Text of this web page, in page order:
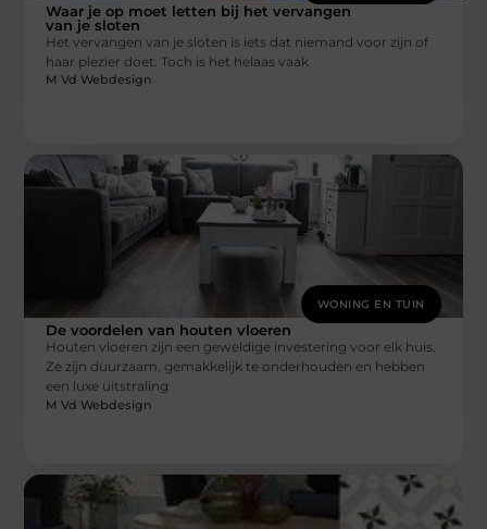
Waar je op moet letten bij het vervangen
van je sloten
Het vervangen van je sloten is iets dat niemand voor zijn of
haar plezier doet. Toch is het helaas vaak
M Vd Webdesign
WONING EN TUIN
De voordelen van houten vloeren
Houten vloeren zijn een geweldige investering voor elk huis.
Ze zijn duurzaam, gemakkelijk te onderhouden en hebben
een luxe uitstraling
M Vd Webdesign